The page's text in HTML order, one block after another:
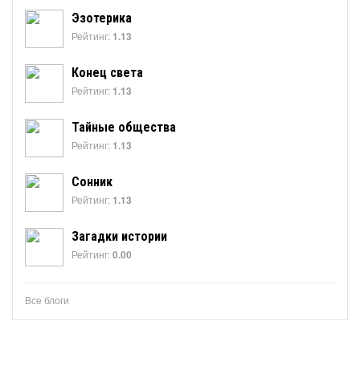
Эзотерика
Рейтинг: 1.13
Конец света
Рейтинг: 1.13
Тайные общества
Рейтинг: 1.13
Сонник
Рейтинг: 1.13
Загадки истории
Рейтинг:0.00
Все блоги